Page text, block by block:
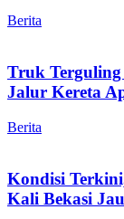
Berita
Truk
Jalur Kereta
Berita
Kondisi
Kali Bekasi